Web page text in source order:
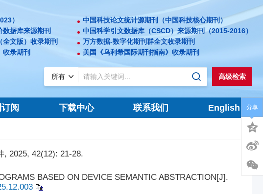
中国科技论文统计源期刊（中国科技核心期刊）
中国科学引文数据库（CSCD）来源期刊（2015-2016）
万方数据-数字化期刊群全文收录期刊
美国《乌利希国际期刊指南》收录期刊
）
据库来源期刊
文版）收录期刊
收录期刊
高级检索
阅 下载中心 联系我们 English
2025, 42(12): 21-28.
BASED ON DEVICE SEMANTIC ABSTRACTION[J].
分享